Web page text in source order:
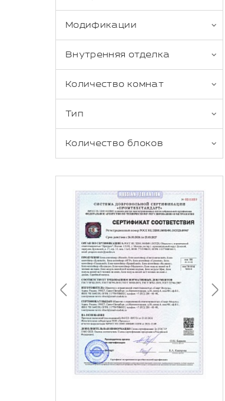
Модификации
Внутренняя отделка
Количество комнат
Тип
Количество блоков